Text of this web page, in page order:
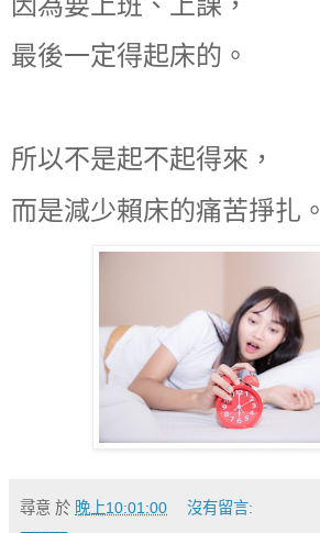
最後一定得起床的。
所以不是起不起得來，
而是減少賴床的痛苦掙扎。
尋意 於 晚上10:01:00 沒有留言: